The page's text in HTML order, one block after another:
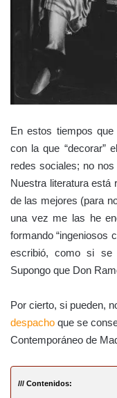
En estos tiempos
con la que “decorar”
redes sociales; no
Nuestra literatura está
de las mejores (para
una vez me las he
formando “ingeniosos
escribió, como si se
Supongo que Don
Por cierto, si pueden,
despacho que se
Contemporáneo de
/// Contenidos: